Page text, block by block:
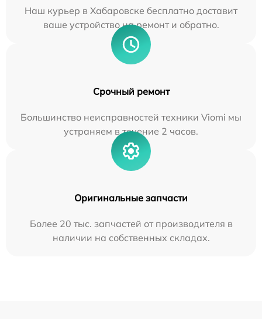
Наш курьер в Хабаровске бесплатно доставит
ваше устройство на ремонт и обратно.
Срочный ремонт
Большинство неисправностей техники Viomi мы
устраняем в течение 2 часов.
Оригинальные запчасти
Более 20 тыс. запчастей от производителя в
наличии на собственных складах.